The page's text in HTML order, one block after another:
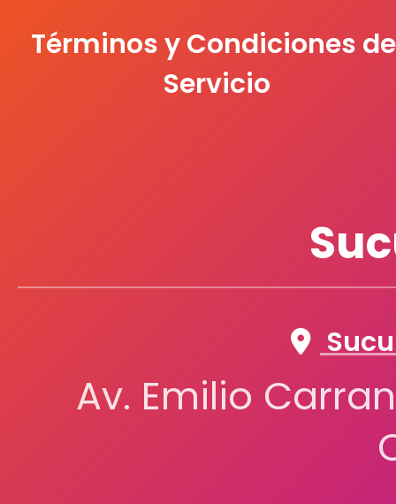
Términos y Condiciones
Servicio
Av. Emilio